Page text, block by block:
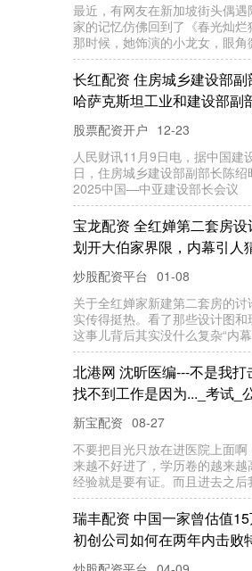
01 “上海是中国的前瞻服”。 社
法颇为热门。“前瞻服”本指游戏
侃，却也和“魔都”之
股
回
展
炒股配资平台
I
据
个
次
案
-
)
炒股配资平台09-05
团
-
)
愿
集
-
(
股
科
？
新宝配资09-25
工
“
市
”
资
号
炒股配资平台